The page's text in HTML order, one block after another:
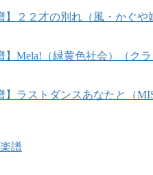
】２２才の別れ（風・かぐ
】Mela!（緑黄色社会）（ク
】ラストダンスあなたと（
譜